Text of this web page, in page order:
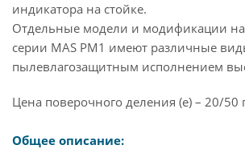
индикатора на стойке.
Отдельные модели и модификации
серии MAS PM1 имеют различные
пылевлагозащитным исполнением
Цена поверочного деления (e) – 20/50
Общее описание: